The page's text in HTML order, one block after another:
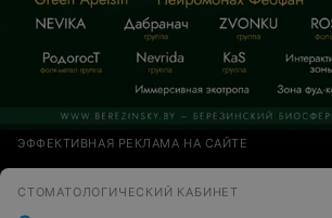
ЭФФЕКТИВНАЯ РЕКЛАМА НА САЙТЕ
СТОМАТОЛОГИЧЕСКИЙ КАБИНЕТ